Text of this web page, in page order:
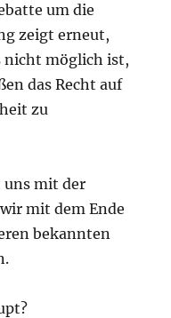
um die
zeigt erneut,
nicht möglich ist,
das Recht auf
zu
uns mit der
mit dem Ende
bekannten